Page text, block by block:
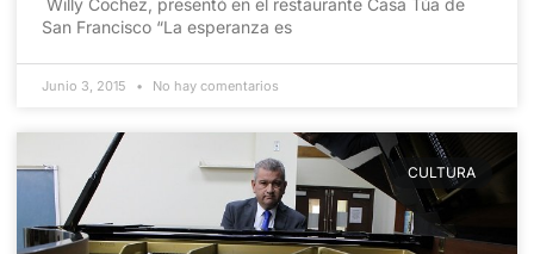
San Francisco “La esperanza es
Junio 3, 2015 No hay comentarios
CULTURA